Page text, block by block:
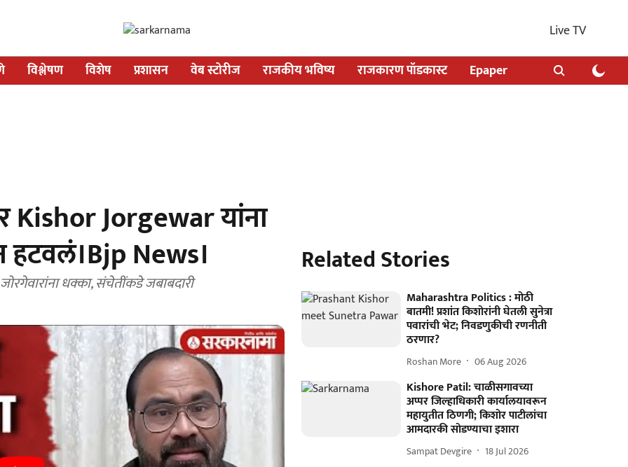
Live TV
विश्लेषण विशेष प्रशासन वेब स्टोरीज राजकीय भविष्य राजकारण पॉडकास्ट Epaper
Jorgewar यांना
News।
धक्का, संचेतींकडे जबाबदारी
Related Stories
Maharashtra Politics : मोठी
बातमी! प्रशांत किशोरांनी घेतली सुनेत्रा
पवारांची भेट; निवडणुकीची रणनीती
ठरणार?
Roshan More 06 Aug 2026
Kishore Patil: चाळीसगावच्या
अप्पर जिल्हाधिकारी कार्यालयावरून
महायुतीत ठिणगी; किशोर पाटीलांचा
आमदारकी सोडण्याचा इशारा
Sampat Devgire 18 Jul 2026